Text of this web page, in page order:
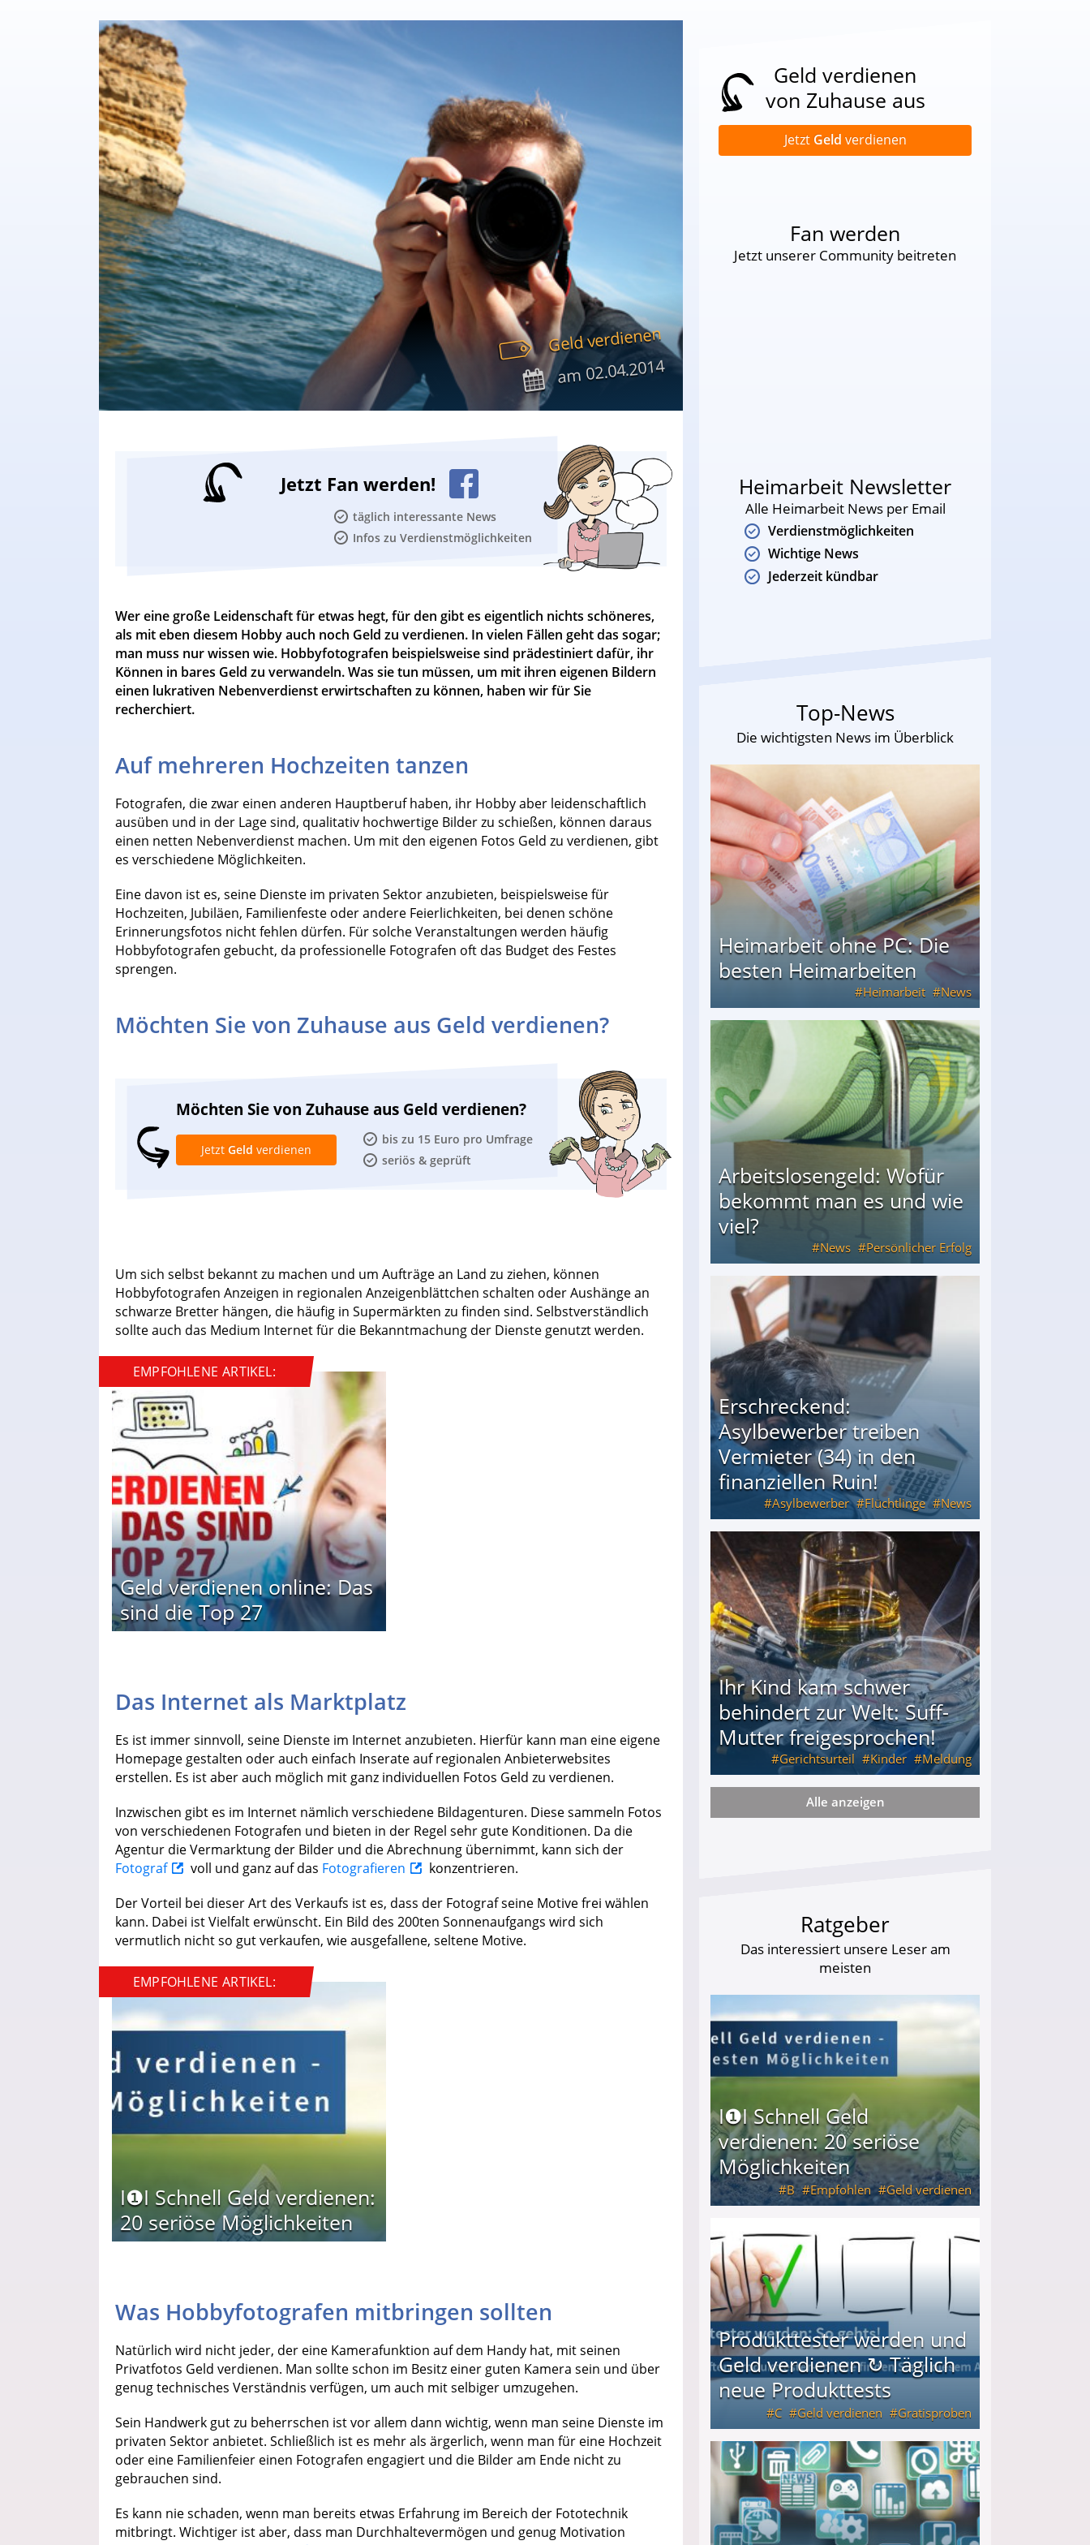
Geld verdienen
am02.04.2014
Jetzt Fan werden!
täglich interessante News
Infos zu Verdienstmöglichkeiten
Wer eine große Leidenschaft für etwas hegt, für den gibt es eigentlich nichts schöneres,
als mit eben diesem Hobby auch noch Geld zu verdienen. In vielen Fällen geht das sogar;
man muss nur wissen wie. Hobbyfotografen beispielsweise sind prädestiniert dafür, ihr
Können in bares Geld zu verwandeln. Was sie tun müssen, um mit ihren eigenen Bildern
einen lukrativen Nebenverdienst erwirtschaften zu können, haben wir für Sie
recherchiert.
Auf mehreren Hochzeiten tanzen
Fotografen, die zwar einen anderen Hauptberuf haben, ihr Hobby aber leidenschaftlich
ausüben und in der Lage sind, qualitativ hochwertige Bilder zu schießen, können daraus
einen netten Nebenverdienst machen. Um mit den eigenen Fotos Geld zu verdienen, gibt
es verschiedene Möglichkeiten.
Eine davon ist es, seine Dienste im privaten Sektor anzubieten, beispielsweise für
Hochzeiten, Jubiläen, Familienfeste oder andere Feierlichkeiten, bei denen schöne
Erinnerungsfotos nicht fehlen dürfen. Für solche Veranstaltungen werden häufig
Hobbyfotografen gebucht, da professionelle Fotografen oft das Budget des Festes
sprengen.
Möchten Sie von Zuhause aus Geld verdienen?
Möchten Sie von Zuhause aus Geld verdienen?
bis zu 15 Euro pro Umfrage
seriös & geprüft
Jetzt Geld verdienen
Um sich selbst bekannt zu machen und um Aufträge an Land zu ziehen, können
Hobbyfotografen Anzeigen in regionalen Anzeigenblättchen schalten oder Aushänge an
schwarze Bretter hängen, die häufig in Supermärkten zu finden sind. Selbstverständlich
sollte auch das Medium Internet für die Bekanntmachung der Dienste genutzt werden.
EMPFOHLENE ARTIKEL:
Geld verdienen online: Das
sind die Top 27
Das Internet als Marktplatz
Es ist immer sinnvoll, seine Dienste im Internet anzubieten. Hierfür kann man eine eigene
Homepage gestalten oder auch einfach Inserate auf regionalen Anbieterwebsites
erstellen. Es ist aber auch möglich mit ganz individuellen Fotos Geld zu verdienen.
Inzwischen gibt es im Internet nämlich verschiedene Bildagenturen. Diese sammeln Fotos
von verschiedenen Fotografen und bieten in der Regel sehr gute Konditionen. Da die
Agentur die Vermarktung der Bilder und die Abrechnung übernimmt, kann sich der
Fotograf
voll und ganz auf das Fotografieren
konzentrieren.
Der Vorteil bei dieser Art des Verkaufs ist es, dass der Fotograf seine Motive frei wählen
kann. Dabei ist Vielfalt erwünscht. Ein Bild des 200ten Sonnenaufgangs wird sich
vermutlich nicht so gut verkaufen, wie ausgefallene, seltene Motive.
EMPFOHLENE ARTIKEL:
I❶I Schnell Geld verdienen:
20 seriöse Möglichkeiten
Was Hobbyfotografen mitbringen sollten
Natürlich wird nicht jeder, der eine Kamerafunktion auf dem Handy hat, mit seinen
Privatfotos Geld verdienen. Man sollte schon im Besitz einer guten Kamera sein und über
genug technisches Verständnis verfügen, um auch mit selbiger umzugehen.
Sein Handwerk gut zu beherrschen ist vor allem dann wichtig, wenn man seine Dienste im
privaten Sektor anbietet. Schließlich ist es mehr als ärgerlich, wenn man für eine Hochzeit
oder eine Familienfeier einen Fotografen engagiert und die Bilder am Ende nicht zu
gebrauchen sind.
Es kann nie schaden, wenn man bereits etwas Erfahrung im Bereich der Fototechnik
mitbringt. Wichtiger ist aber, dass man Durchhaltevermögen und genug Motivation
Geld verdienen
von Zuhause aus
Jetzt Geld verdienen
Fan werden
Jetzt unserer Community beitreten
Heimarbeit Newsletter
Alle Heimarbeit News per Email
Verdienstmöglichkeiten
Wichtige News
Jederzeit kündbar
Top-News
Die wichtigsten News im Überblick
Heimarbeit ohne PC: Die
besten Heimarbeiten
Heimarbeit News
Arbeitslosengeld: Wofür
bekommt man es und wie
viel?
News Persönlicher Erfolg
Arbeitslosengeld: Wofür bekommt man es und wie viel?
Erschreckend:
Asylbewerber treiben
Vermieter (34) in den
finanziellen Ruin!
Asylbewerber Flüchtlinge News
Erschreckend: Asylbewerber treiben Vermieter (34) in den finanziellen Ruin!
Ihr Kind kam schwer
behindert zur Welt: Suff-
Mutter freigesprochen!
Gerichtsurteil Kinder Meldung
Ihr Kind kam schwer behindert zur Welt: Suff-Mutter freigesprochen!
Alle anzeigen
Ratgeber
Das interessiert unsere Leser am
meisten
I❶I Schnell Geld
verdienen: 20 seriöse
Möglichkeiten
B Empfohlen Geld verdienen
Produkttester werden und
Geld verdienen ↻ Täglich
neue Produkttests
C Geld verdienen Gratisproben
Produkttester werden und Geld verdienen ↻ Täglich neue Produkttests